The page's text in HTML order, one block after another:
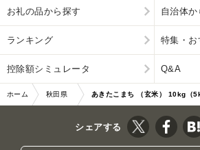
お礼の品から探す 自治体か
ランキング 特集・お
控除額シミュレータ Q&A
ホーム 秋田県 あきたこまち （玄米） 10kg（
＞ 【定期便7…|11486
シェアする